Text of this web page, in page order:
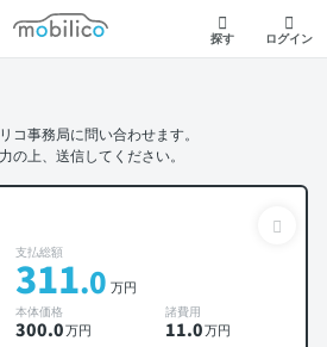
モビリコ
探す ログイン
コ事務局に問い合わせます。
の上、送信してください。
支払総額
311.0 万円
本体価格
300.0万円
諸費用
11.0万円